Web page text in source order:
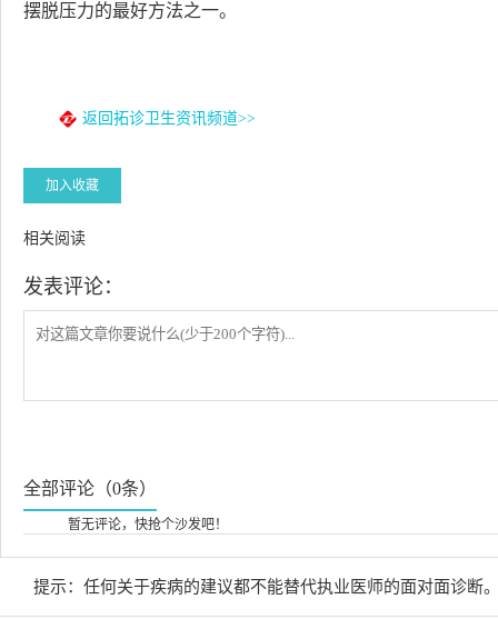
摆脱压力的最好方法之一。
返回拓诊卫生资讯频道>>
加入收藏
相关阅读
发表评论：
全部评论（0条）
暂无评论，快抢个沙发吧！
提示：任何关于疾病的建议都不能替代执业医师的面对面诊断